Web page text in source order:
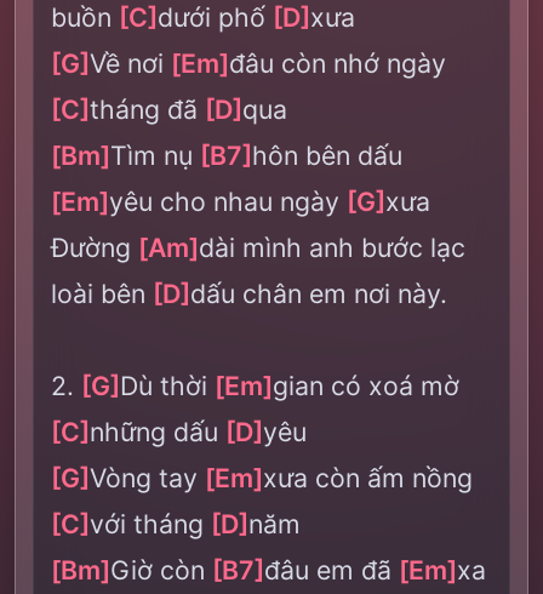
buồn [C]dưới phố [D]xưa
[G]Về nơi [Em]đâu còn nhớ ngày
[C]tháng đã [D]qua
[Bm]Tìm nụ [B7]hôn bên dấu
[Em]yêu cho nhau ngày [G]xưa
Đường [Am]dài mình anh bước lạc
loài bên [D]dấu chân em nơi này.
2. [G]Dù thời [Em]gian có xoá mờ
[C]những dấu [D]yêu
[G]Vòng tay [Em]xưa còn ấm nồng
[C]với tháng [D]năm
[Bm]Giờ còn [B7]đâu em đã [Em]xa